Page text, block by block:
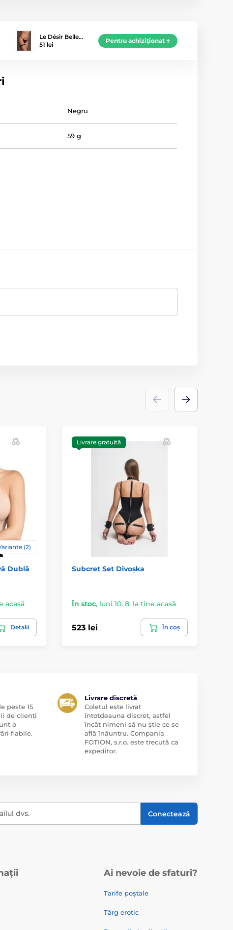
Le Désir Belle…
51 lei
Pentru achiziționat
Negru
59 g
(2)
Dublă
acasă
Detalii
Livrare gratuită
Subcret Set Divoșka
În stoc, luni 10. 8. la tine acasă
523 lei În coș
peste 15
de clienți
o
fiabile.
Livrare discretă
Coletul este livrat
întotdeauna discret, astfel
încât nimeni să nu știe ce se
află înăuntru. Compania
FOTION, s.r.o. este trecută ca
expeditor.
dvs. Conectează
Ai nevoie de sfaturi?
Tarife poștale
Târg erotic